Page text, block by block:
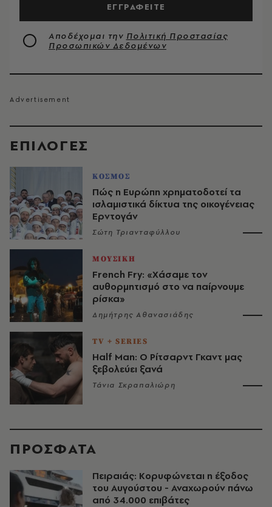
EΠΙΛΟΓΈΣ
ΚΟΣΜΟΣ
Πώς η Ευρώπη χρηματοδοτεί τα
ισλαμιστικά δίκτυα της οικογένειας
Ερντογάν
Σώτη Τριανταφύλλου
ΜΟΥΣΙΚΗ
French Fry: «Χάσαμε τον
αυθορμητισμό στο να παίρνουμε
ρίσκα»
Δημήτρης Αθανασιάδης
TV + SERIES
Half Man: Ο Ρίτσαρντ Γκαντ μας
ξεβολεύει ξανά
Τάνια Σκραπαλιώρη
ΕΓΓΡΑΦΕΙΤΕ
Αποδέχομαι την Πολιτική Προστασίας
Προσωπικών Δεδομένων
ΠΡΟΣΦΑΤΑ
Πειραιάς: Κορυφώνεται η έξοδος
του Αυγούστου - Αναχωρούν πάνω
από 34.000 επιβάτες